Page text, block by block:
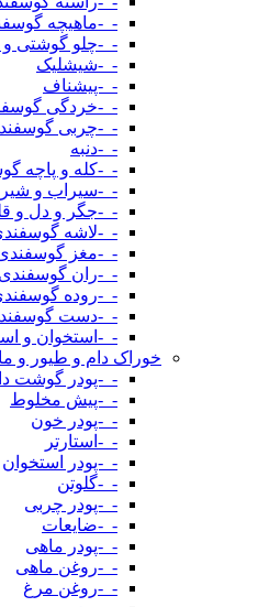
-_-ماهیچه
-_-چلو گوشتی
-_-شیشلیک
-_-پیشناف
-_-خردگی
-_-چربی
-_-دنبه
-_-کله و پاچه
-_-سیراب و
-_-جگر و دل و
-_-لاشه
-_-مغز گوسفندی
-_-ران گوسفندی
-_-روده
-_-دست
-_-استخوان و
خوراک دام و طیور و
-_-پودر گوشت
-_-پیش مخلوط
-_-پودر خون
-_-استارتر
-_-پودر استخوان
-_-گلوتن
-_-پودر چربی
-_-ضایعات
-_-پودر ماهی
-_-روغن ماهی
-_-روغن مرغ